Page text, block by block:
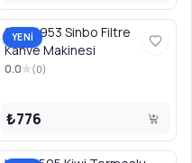
YENİ
SCM2953 Sinbo Filtre
Kahve Makinesi
0.0 (0)
₺776